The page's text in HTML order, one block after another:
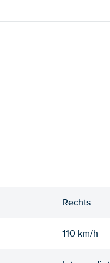
Rechts
110 km/h